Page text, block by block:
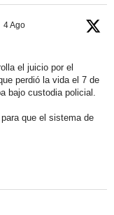
4 Ago
el juicio por el
perdió la vida el 7 de
bajo custodia policial.
que el sistema de